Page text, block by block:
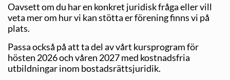
Oavsett om du har en konkret juridisk fråga eller vill
veta mer om hur vi kan stötta er förening finns vi på
plats.
Passa också på att ta del av vårt kursprogram för
hösten 2026 och våren 2027 med kostnadsfria
utbildningar inom bostadsrättsjuridik.